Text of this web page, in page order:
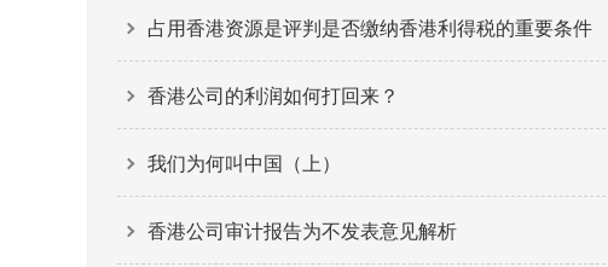
占用香港资源是评判是否缴纳香港利得税的重要条件
香港公司的利润如何打回来？
我们为何叫中国（上）
香港公司审计报告为不发表意见解析